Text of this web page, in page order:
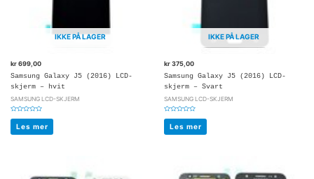
IKKE PÅ LAGER
kr699,00
Samsung Galaxy J5 (2016) LCD-
skjerm – hvit
SAMSUNG LCD-SKJERM
Vurdert
av
5
Les mer
IKKE PÅ LAGER
kr375,00
Samsung Galaxy J5 (2016) LCD-
skjerm – Svart
SAMSUNG LCD-SKJERM
Vurdert
av
5
Les mer